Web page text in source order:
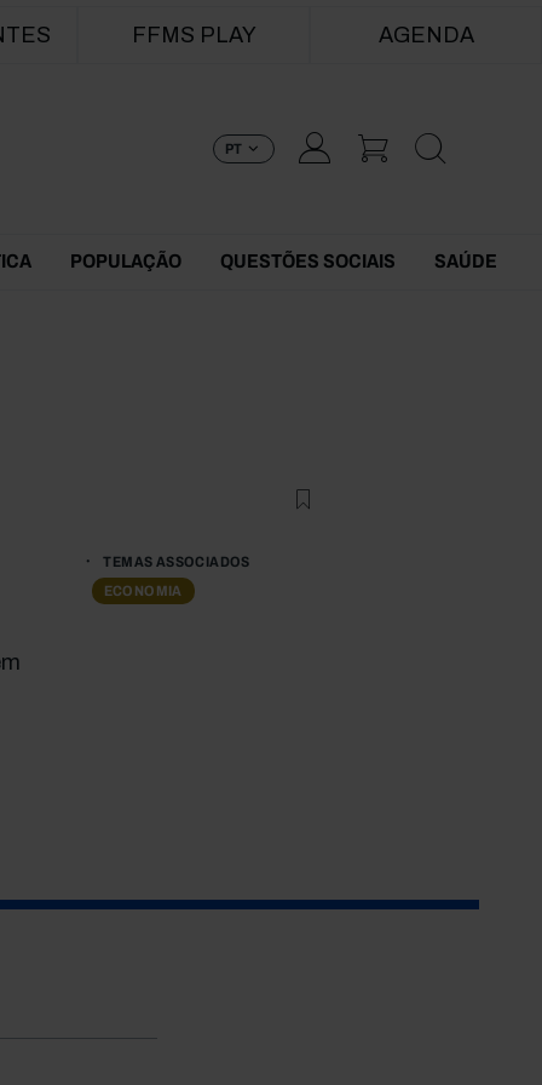
FFMS PLAY AGENDA
PT
POPULAÇÃO QUESTÕES SOCIAIS SAÚDE
TEMAS ASSOCIADOS
ECONOMIA